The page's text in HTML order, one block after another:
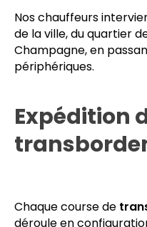
contraintes de
communes limitrophes.
Champagne, en
périphériques.